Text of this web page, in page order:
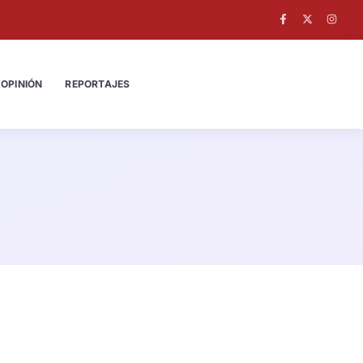
OPINIÓN REPORTAJES